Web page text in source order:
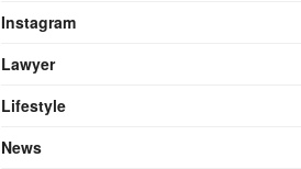
Instagram
Lawyer
Lifestyle
News